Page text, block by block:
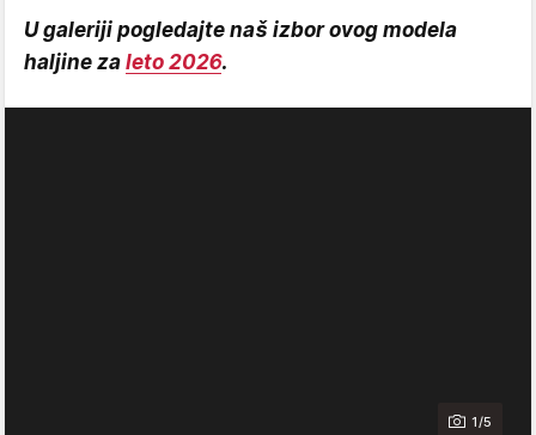
U galeriji pogledajte naš izbor ovog modela
haljine za leto 2026.
1/5